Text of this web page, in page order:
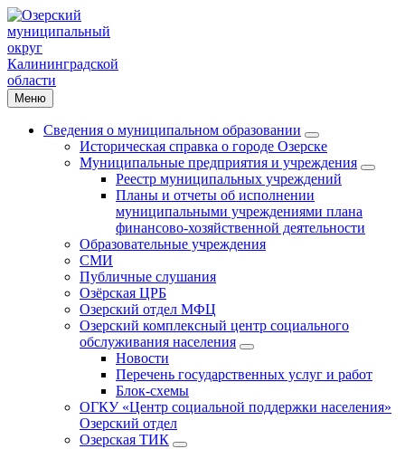
Меню
Сведения о муниципальном образовании
Историческая справка о городе Озерске
Муниципальные предприятия и учреждения
Реестр муниципальных учреждений
Планы и отчеты об исполнении
муниципальными учреждениями плана
финансово-хозяйственной деятельности
Образовательные учреждения
СМИ
Публичные слушания
Озёрская ЦРБ
Озерский отдел МФЦ
Озерский комплексный центр социального
обслуживания населения
Новости
Перечень государственных услуг и работ
Блок-схемы
ОГКУ «Центр социальной поддержки населения»
Озерский отдел
Озерская ТИК